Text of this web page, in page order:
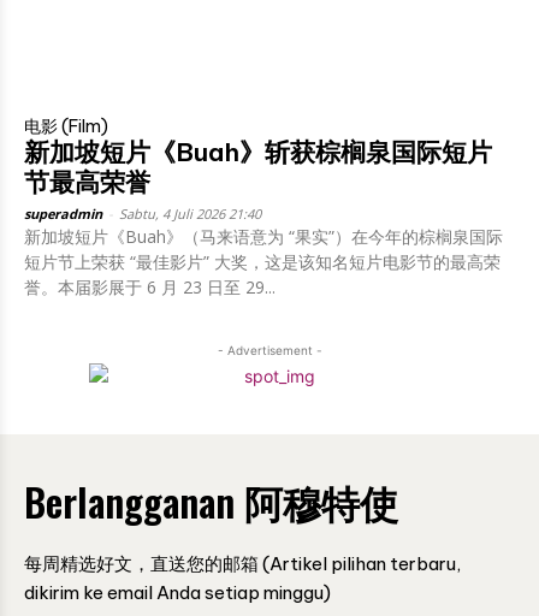
电影 (Film)
新加坡短片《Buah》斩获棕榈泉国际短片
节最高荣誉
superadmin Sabtu, 4 Juli 2026 21:40
新加坡短片《Buah》（马来语意为 “果实”）在今年的棕榈泉国际
短片节上荣获 “最佳影片” 大奖，这是该知名短片电影节的最高荣
誉。本届影展于 6 月 23 日至 29...
- Advertisement -
Berlangganan 阿穆特使
每周精选好文，直送您的邮箱 (Artikel pilihan terbaru,
dikirim ke email Anda setiap minggu)